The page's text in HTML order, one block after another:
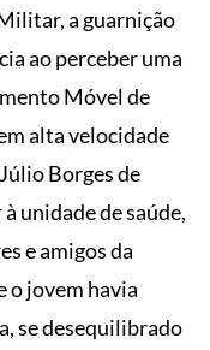
a guarnição
ao perceber uma
Móvel de
alta velocidade
Borges de
unidade de saúde,
e amigos da
o jovem havia
se desequilibrado